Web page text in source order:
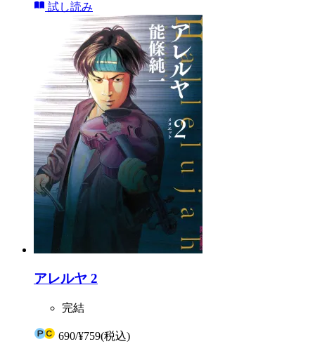
試し読み
アレルヤ 2
完結
690/¥759(税込)